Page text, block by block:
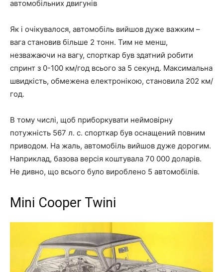
автомобільних двигунів
Як і очікувалося, автомобіль вийшов дуже важким –
вага становив більше 2 тонн. Тим не менш,
незважаючи на вагу, спорткар був здатний робити
спринт з 0-100 км/год всього за 5 секунд. Максимальна
швидкість, обмежена електронікою, становила 202 км/
год.
В тому числі, щоб приборкувати неймовірну
потужність 567 л. с. спорткар був оснащений повним
приводом. На жаль, автомобіль вийшов дуже дорогим.
Наприклад, базова версія коштувала 70 000 доларів.
Не дивно, що всього було вироблено 5 автомобілів.
Mini Cooper Twini